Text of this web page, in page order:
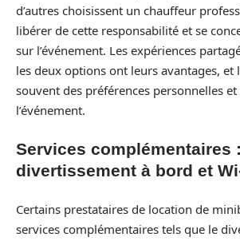
d’autres choisissent un chauffeur
libérer de cette responsabilité et se
sur l’événement. Les expériences
les deux options ont leurs avantages, et
souvent des préférences personnelles
l’événement.
Services complémentaires :
divertissement à bord et
Certains prestataires de location de
services complémentaires tels que le